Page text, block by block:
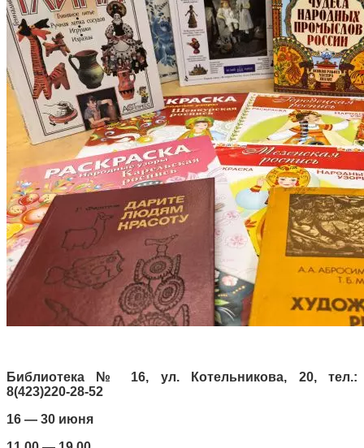
Библиотека № 16, ул. Котельникова, 20, тел.:
8(423)220-28-52
16 — 30 июня